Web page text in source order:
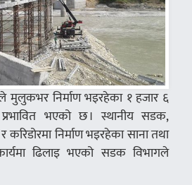
मुलुकभर निर्माण भइरहेका १ हजार ६
भएको छ । स्थानीय सडक,
र करिडोरमा निर्माण भइरहेका साना तथा
ढिलाइ भएको सडक विभागले